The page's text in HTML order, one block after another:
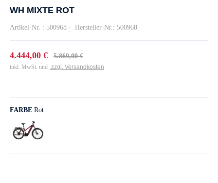
WH MIXTE ROT
Artikel-Nr. : 500968 - Hersteller-Nr.: 500968
4.444,00 € 5.869,00 €
inkl. MwSt. und zzgl. Versandkosten
FARBE Rot